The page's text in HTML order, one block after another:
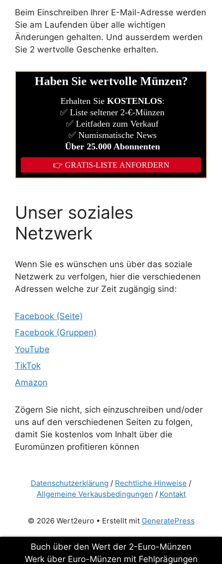
Beim Einschreiben Ihrer E-Mail-Adresse werden
Sie am Laufenden über alle wichtigen
Änderungen gehalten. Und ausserdem werden
Sie 2 wertvolle Geschenke erhalten.
Unser soziales
Netzwerk
Wenn Sie es wünschen uns über das soziale
Netzwerk zu verfolgen, hier die verschiedenen
Adressen welche zur Zeit zugängig sind:
Facebook (Seite)
Facebook (Gruppen)
YouTube
TikTok
Amazon
Zögern Sie nicht, sich einzuschreiben und/oder
uns auf den verschiedenen Seiten zu folgen,
damit Sie kostenlos vom Inhalt über die
Euromünzen profitieren können
Datenschutzerklärung / Rechtliche Hinweise /
Allgemeine Verkausbedingungen / Kontakt
© 2026 Wert2euro • Erstellt mit GeneratePress
Buch über den Wert der 2-Euro-Münzen
Werk über Euro-Münzen mit Fehlprägungen